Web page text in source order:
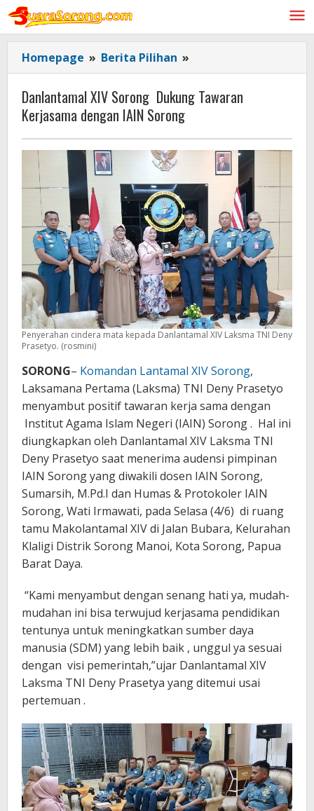
Lewati
konten
Homepage » Berita Pilihan »
XIV
Sorong
Dukung
Kerjasama
dengan
Sorong
Danlantamal XIV Sorong Dukung Tawaran
Kerjasama dengan IAIN Sorong
Penyerahan cindera mata kepada Danlantamal XIV Laksma TNI Deny
Prasetyo. (rosmini)
SORONG– Komandan Lantamal XIV Sorong,
Laksamana Pertama (Laksma) TNI Deny Prasetyo
menyambut positif tawaran kerja sama dengan
Institut Agama Islam Negeri (IAIN) Sorong . Hal ini
diungkapkan oleh Danlantamal XIV Laksma TNI
Deny Prasetyo saat menerima audensi pimpinan
IAIN Sorong yang diwakili dosen IAIN Sorong,
Sumarsih, M.Pd.I dan Humas & Protokoler IAIN
Sorong, Wati Irmawati, pada Selasa (4/6) di ruang
tamu Makolantamal XIV di Jalan Bubara, Kelurahan
Klaligi Distrik Sorong Manoi, Kota Sorong, Papua
Barat Daya.
“Kami menyambut dengan senang hati ya, mudah-
mudahan ini bisa terwujud kerjasama pendidikan
tentunya untuk meningkatkan sumber daya
manusia (SDM) yang lebih baik , unggul ya sesuai
dengan visi pemerintah,”ujar Danlantamal XIV
Laksma TNI Deny Prasetya yang ditemui usai
pertemuan .